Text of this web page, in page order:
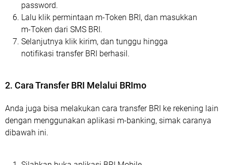
password.
Lalu klik permintaan m-Token BRI, dan masukkan
m-Token dari SMS BRI.
Selanjutnya klik kirim, dan tunggu hingga
notifikasi transfer BRI berhasil.
2. Cara Transfer BRI Melalui BRImo
Anda juga bisa melakukan cara transfer BRI ke rekening lain
dengan menggunakan aplikasi m-banking, simak caranya
dibawah ini.